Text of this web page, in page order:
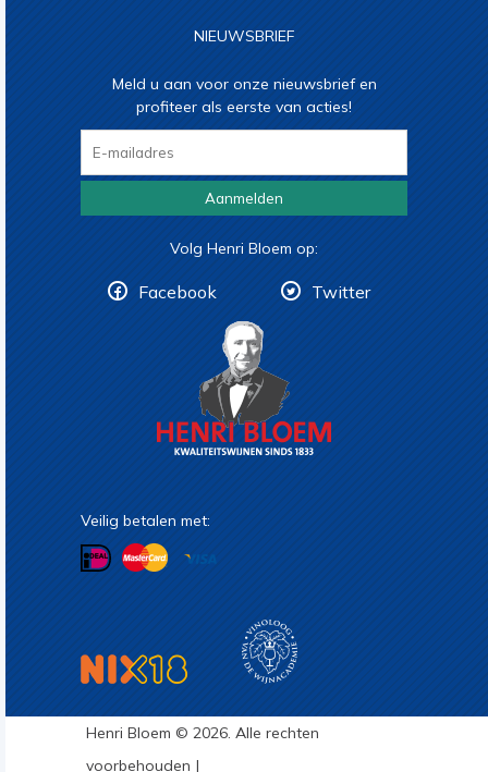
NIEUWSBRIEF
Meld u aan voor onze nieuwsbrief en
profiteer als eerste van acties!
Aanmelden
Volg Henri Bloem op:
Facebook Twitter
Veilig betalen met:
Henri Bloem © 2026. Alle rechten
voorbehouden